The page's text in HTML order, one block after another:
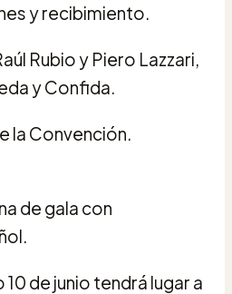
y recibimiento.
Rubio y Piero Lazzari,
y Confida.
la Convención.
de gala con
de junio tendrá lugar a